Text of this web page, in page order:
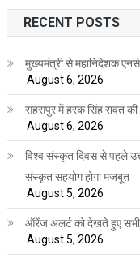
RECENT POSTS
मुख्यमंत्री से महानिदेशक
August 6, 2026
सहसपुर में हरक सिंह रावत की
August 6, 2026
विश्व संस्कृत दिवस से पहले
संस्कृत सहयोग होगा मजबूत
August 5, 2026
ऑरेंज अलर्ट को देखते हुए सभी
August 5, 2026